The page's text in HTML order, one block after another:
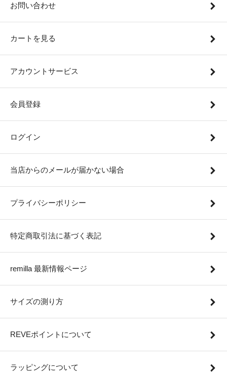
お問い合わせ
カートを見る
アカウントサービス
会員登録
ログイン
当店からのメールが届かない場合
プライバシーポリシー
特定商取引法に基づく表記
remilla 最新情報ページ
サイズの測り方
REVEポイントについて
ラッピングについて